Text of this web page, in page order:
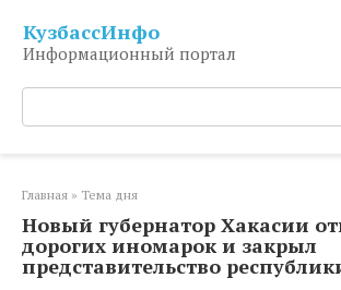
контенту
КузбассИнфо
Информационный портал
Поиск:
Главная » Тема дня
Новый губернатор Хакасии
дорогих иномарок и закрыл
представительство